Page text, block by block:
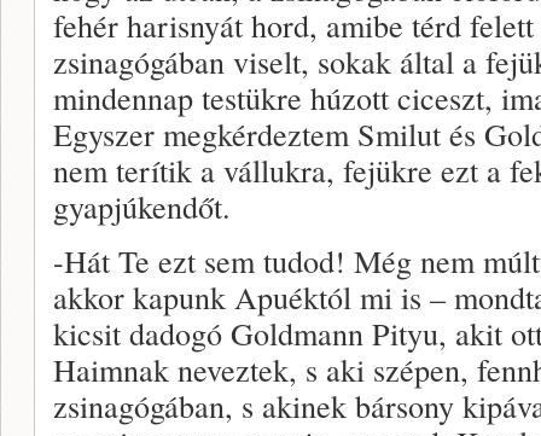
fehér harisnyát hord, amibe térd
zsinagógában viselt, sokak által a
mindennap testükre húzott ciceszt,
Egyszer megkérdeztem Smilut és
nem terítik a vállukra, fejükre ezt a
gyapjúkendőt.
-Hát Te ezt sem tudod! Még nem
akkor kapunk Apuéktól mi is –
kicsit dadogó Goldmann Pityu, akit
Haimnak neveztek, s aki szépen,
zsinagógában, s akinek bársony